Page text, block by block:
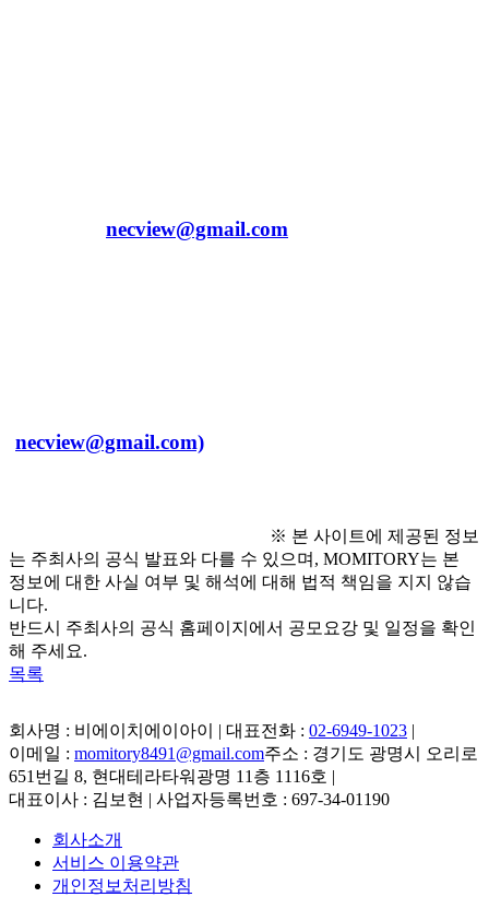
necview@gmail.com
necview@gmail.com)
※ 본 사이트에 제공된 정보
는 주최사의 공식 발표와 다를 수 있으며, MOMITORY는 본
정보에 대한 사실 여부 및 해석에 대해 법적 책임을 지지 않습
니다.
반드시 주최사의 공식 홈페이지에서 공모요강 및 일정을 확인
해 주세요.
목록
회사명 : 비에이치에이아이 | 대표전화 : 02-6949-1023 |
이메일 : momitory8491@gmail.com주소 : 경기도 광명시 오리로
651번길 8, 현대테라타워광명 11층 1116호 |
대표이사 : 김보현 | 사업자등록번호 : 697-34-01190
회사소개
서비스 이용약관
개인정보처리방침